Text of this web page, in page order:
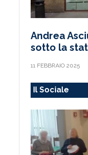
Andrea
sotto la
11 FEBBRAIO 2025
Il Sociale